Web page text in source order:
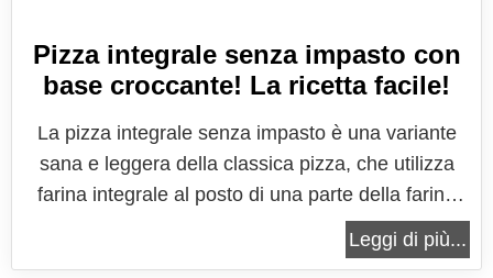
Pizza integrale senza impasto con
base croccante! La ricetta facile!
La pizza integrale senza impasto è una variante
sana e leggera della classica pizza, che utilizza
farina integrale al posto di una parte della farina
bianca e non richiede la lavorazione tradizionale
dell'impasto. Questa ricetta, oltre ad essere più
Leggi di più...